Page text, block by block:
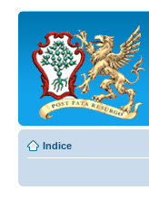
Indice